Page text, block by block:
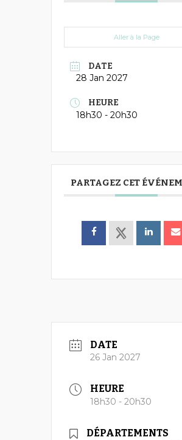
Aller à la Page
DATE
28 Jan 2027
HEURE
18h30 - 20h30
PARTAGEZ CET
DATE
26 Jan 2027
HEURE
18h30 - 20h30
DÉPARTEMENTS